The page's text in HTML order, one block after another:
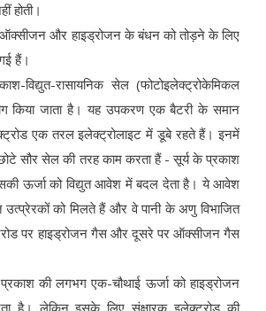
होती।
ऑक्सीजन और हाइड्रोजन के बंधन को तोड़ने के लिए
हैं।
विद्युत-रासायनिक सेल (फोटोइलेक्ट्रोकेमिकल
किया जाता है। यह उपकरण एक बैटरी के समान
एक तरल इलेक्ट्रोलाइट में डूबे रहते हैं। इनमें
सौर सेल की तरह काम करता हैं - सूर्य के प्रकाश
ऊर्जा को विद्युत आवेश में बदल देता है। ये आवेश
उत्प्रेरकों को मिलते हैं और वे पानी के अणु विभाजित
पर हाइड्रोजन गैस और दूसरे पर ऑक्सीजन गैस
प्रकाश की लगभग एक-चौथाई ऊर्जा को हाइड्रोजन